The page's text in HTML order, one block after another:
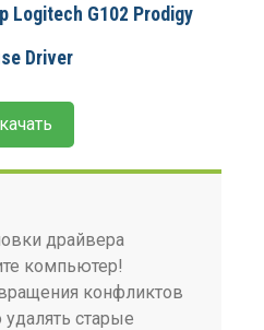
Logitech G102 Prodigy
Driver
драйвера
компьютер!
конфликтов
старые